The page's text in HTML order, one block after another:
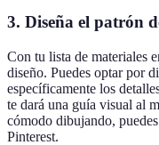
3. Diseña el patrón
Con tu lista de materiales
diseño. Puedes optar por
específicamente los
te dará una guía visual al
cómodo dibujando,
Pinterest.